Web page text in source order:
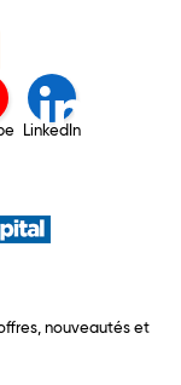
LinkedIn
nouveautés et